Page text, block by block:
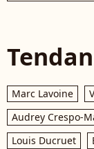
Marc Lavoine
Audrey Crespo-
Louis Ducruet